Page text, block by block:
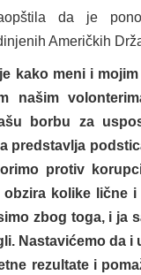
da je
Američkih
kako meni i
našim
borbu za
predstavlja
protiv
obzira kolike lične
zbog toga, i ja
Nastavićemo da i
rezultate i